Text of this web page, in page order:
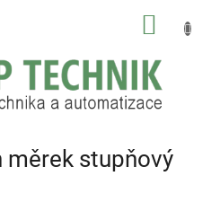
měrek stupňový